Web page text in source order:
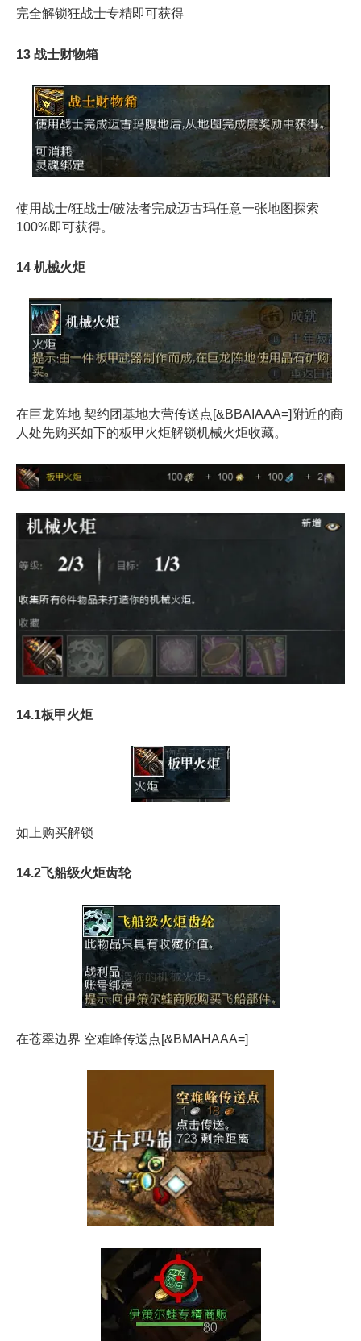
完全解锁狂战士专精即可获得
13 战士财物箱
使用战士/狂战士/破法者完成迈古玛任意一张地图探索
100%即可获得。
14 机械火炬
在巨龙阵地 契约团基地大营传送点[&BBAIAAA=]附近的商
人处先购买如下的板甲火炬解锁机械火炬收藏。
14.1板甲火炬
如上购买解锁
14.2飞船级火炬齿轮
在苍翠边界 空难峰传送点[&BMAHAAA=]